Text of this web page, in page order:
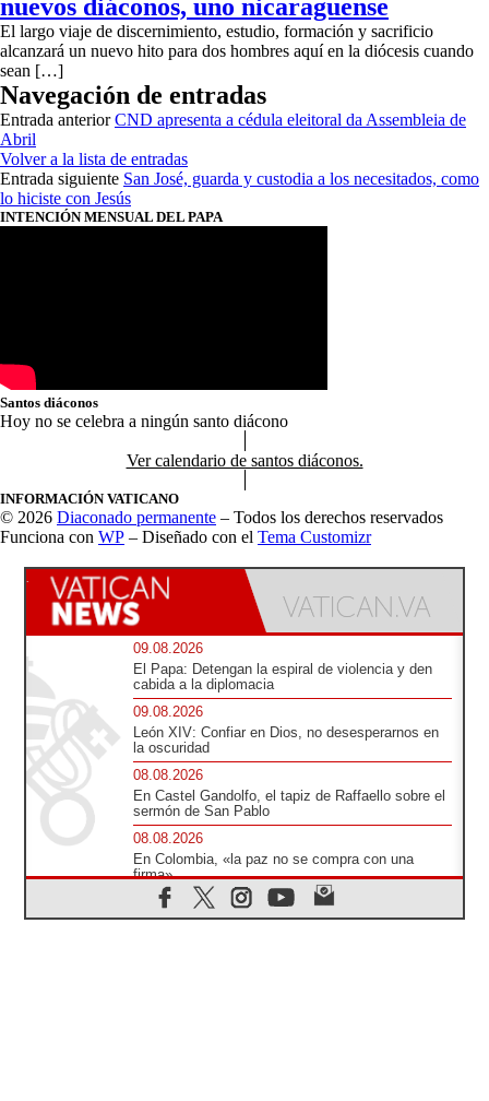
nuevos diáconos, uno nicaraguense
El largo viaje de discernimiento, estudio, formación y sacrificio
alcanzará un nuevo hito para dos hombres aquí en la diócesis cuando
sean […]
Navegación de entradas
Entrada anterior CND apresenta a cédula eleitoral da Assembleia de
Abril
Volver a la lista de entradas
Entrada siguiente San José, guarda y custodia a los necesitados, como
lo hiciste con Jesús
INTENCIÓN MENSUAL DEL PAPA
Santos diáconos
Hoy no se celebra a ningún santo diácono
Ver calendario de santos diáconos.
INFORMACIÓN VATICANO
© 2026 Diaconado permanente – Todos los derechos reservados
Funciona con WP – Diseñado con el Tema Customizr
09.08.2026
El Papa: Detengan la espiral de violencia y den
cabida a la diplomacia
09.08.2026
León XIV: Confiar en Dios, no desesperarnos en
la oscuridad
08.08.2026
En Castel Gandolfo, el tapiz de Raffaello sobre el
sermón de San Pablo
08.08.2026
En Colombia, «la paz no se compra con una
firma»
08.08.2026
En Venezuela celebraron los 416 años del Santo